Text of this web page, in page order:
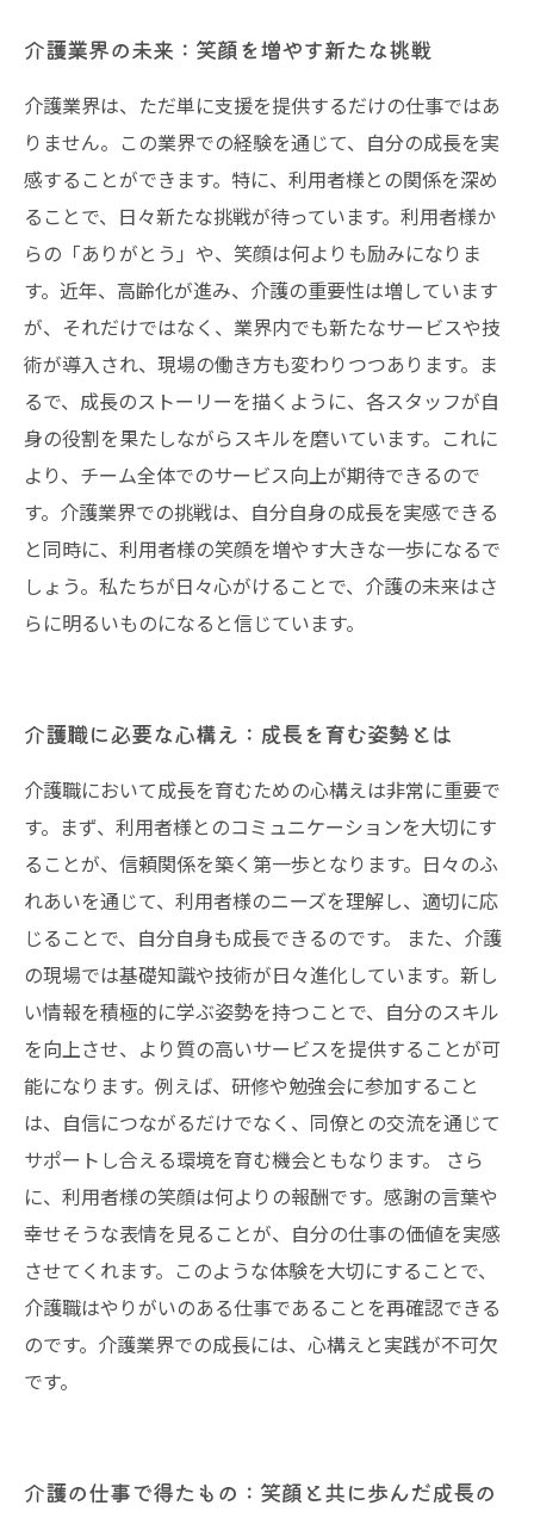
介護業界の未来：笑顔を増やす新たな挑戦
介護業界は、ただ単に支援を提供するだけの仕事ではあ
りません。この業界での経験を通じて、自分の成長を実
感することができます。特に、利用者様との関係を深め
ることで、日々新たな挑戦が待っています。利用者様か
らの「ありがとう」や、笑顔は何よりも励みになりま
す。近年、高齢化が進み、介護の重要性は増しています
が、それだけではなく、業界内でも新たなサービスや技
術が導入され、現場の働き方も変わりつつあります。ま
るで、成長のストーリーを描くように、各スタッフが自
身の役割を果たしながらスキルを磨いています。これに
より、チーム全体でのサービス向上が期待できるので
す。介護業界での挑戦は、自分自身の成長を実感できる
と同時に、利用者様の笑顔を増やす大きな一歩になるで
しょう。私たちが日々心がけることで、介護の未来はさ
らに明るいものになると信じています。
介護職に必要な心構え：成長を育む姿勢とは
介護職において成長を育むための心構えは非常に重要で
す。まず、利用者様とのコミュニケーションを大切にす
ることが、信頼関係を築く第一歩となります。日々のふ
れあいを通じて、利用者様のニーズを理解し、適切に応
じることで、自分自身も成長できるのです。 また、介護
の現場では基礎知識や技術が日々進化しています。新し
い情報を積極的に学ぶ姿勢を持つことで、自分のスキル
を向上させ、より質の高いサービスを提供することが可
能になります。例えば、研修や勉強会に参加すること
は、自信につながるだけでなく、同僚との交流を通じて
サポートし合える環境を育む機会ともなります。 さら
に、利用者様の笑顔は何よりの報酬です。感謝の言葉や
幸せそうな表情を見ることが、自分の仕事の価値を実感
させてくれます。このような体験を大切にすることで、
介護職はやりがいのある仕事であることを再確認できる
のです。介護業界での成長には、心構えと実践が不可欠
です。
介護の仕事で得たもの：笑顔と共に歩んだ成長の